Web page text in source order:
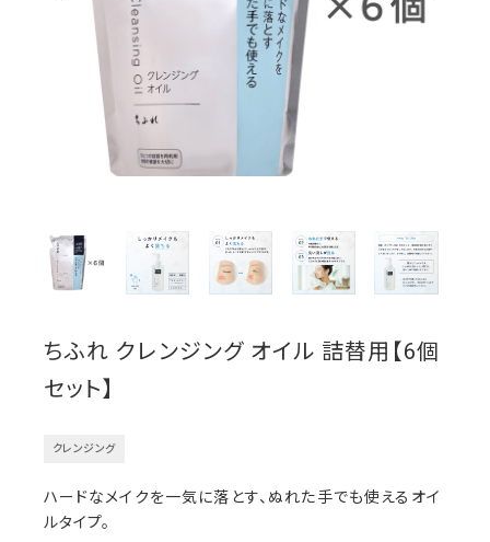
ちふれ クレンジング オイル 詰替用【6個
セット】
クレンジング
ハードなメイクを一気に落とす、ぬれた手でも使えるオイ
ルタイプ。